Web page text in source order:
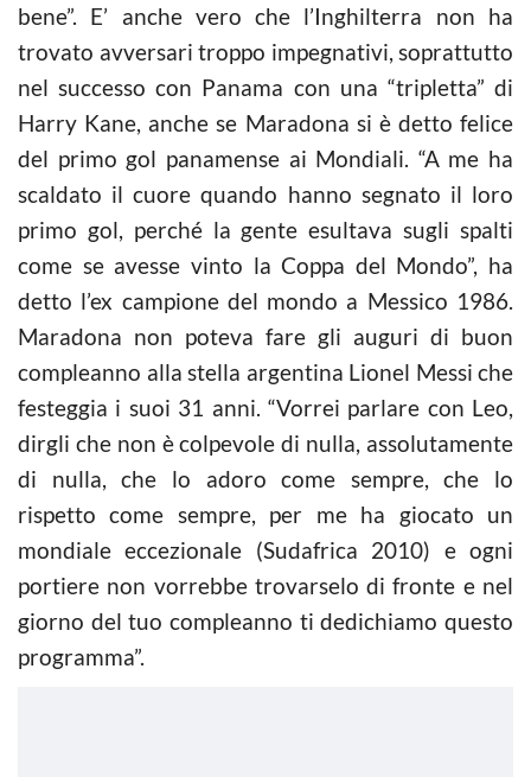
bene”. E’ anche vero che l’Inghilterra non ha
trovato avversari troppo impegnativi, soprattutto
nel successo con Panama con una “tripletta” di
Harry Kane, anche se Maradona si è detto felice
del primo gol panamense ai Mondiali. “A me ha
scaldato il cuore quando hanno segnato il loro
primo gol, perché la gente esultava sugli spalti
come se avesse vinto la Coppa del Mondo”, ha
detto l’ex campione del mondo a Messico 1986.
Maradona non poteva fare gli auguri di buon
compleanno alla stella argentina Lionel Messi che
festeggia i suoi 31 anni. “Vorrei parlare con Leo,
dirgli che non è colpevole di nulla, assolutamente
di nulla, che lo adoro come sempre, che lo
rispetto come sempre, per me ha giocato un
mondiale eccezionale (Sudafrica 2010) e ogni
portiere non vorrebbe trovarselo di fronte e nel
giorno del tuo compleanno ti dedichiamo questo
programma”.